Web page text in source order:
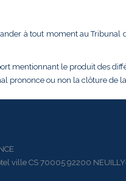
à tout moment au Tribunal
mentionnant le produit des
prononce ou non la clôture de
CS 70005 92200 NEUILLY-